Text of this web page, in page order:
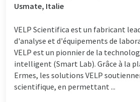
Usmate, Italie
VELP Scientifica est un fabricant
d'analyse et d'équipements de
VELP est un pionnier de la
intelligent (Smart Lab). Grâce à la
Ermes, les solutions VELP
scientifique, en permettant ...